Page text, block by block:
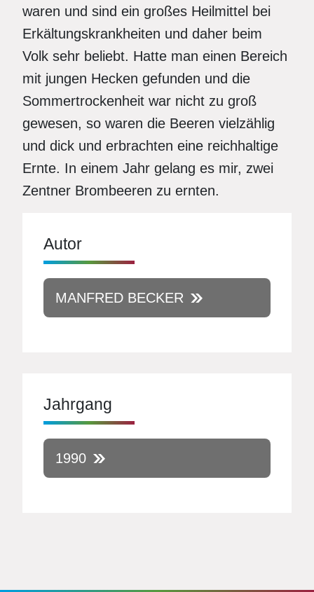
waren und sind ein großes Heilmittel bei
Erkältungskrankheiten und daher beim
Volk sehr beliebt. Hatte man einen Bereich
mit jungen Hecken gefunden und die
Sommertrockenheit war nicht zu groß
gewesen, so waren die Beeren vielzählig
und dick und erbrachten eine reichhaltige
Ernte. In einem Jahr gelang es mir, zwei
Zentner Brombeeren zu ernten.
Autor
MANFRED BECKER
Jahrgang
1990